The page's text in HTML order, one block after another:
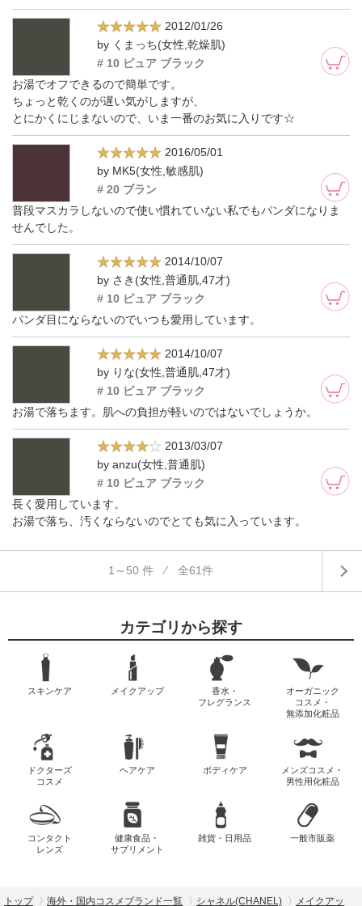
2012/01/26
by くまっち(女性,乾燥肌)
# 10 ピュア ブラック
お湯でオフできるので簡単です。
ちょっと乾くのが遅い気がしますが、
とにかくにじまないので、いま一番のお気に入りです☆
2016/05/01
by MK5(女性,敏感肌)
# 20 ブラン
普段マスカラしないので使い慣れていない私でもパンダになりま
せんでした。
2014/10/07
by さき(女性,普通肌,47才)
# 10 ピュア ブラック
パンダ目にならないのでいつも愛用しています。
2014/10/07
by りな(女性,普通肌,47才)
# 10 ピュア ブラック
お湯で落ちます。肌への負担が軽いのではないでしょうか。
2013/03/07
by anzu(女性,普通肌)
# 10 ピュア ブラック
長く愛用しています。
お湯で落ち、汚くならないのでとても気に入っています。
1～50 件 ⁄ 全61件
カテゴリから探す
スキンケア メイクアップ
香水・
フレグランス
オーガニック
コスメ・
無添加化粧品
ドクターズ
コスメ
ヘアケア ボディケア
メンズコスメ・
男性用化粧品
コンタクト
レンズ
健康食品・
サプリメント
雑貨・日用品 一般市販薬
トップ 海外・国内コスメブランド一覧 シャネル(CHANEL) メイクアッ